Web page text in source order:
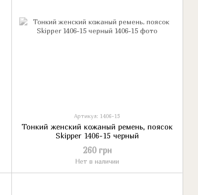
Артикул: 1406-15
Тонкий женский кожаный ремень, поясок
Skipper 1406-15 черный
260 грн
Нет в наличии